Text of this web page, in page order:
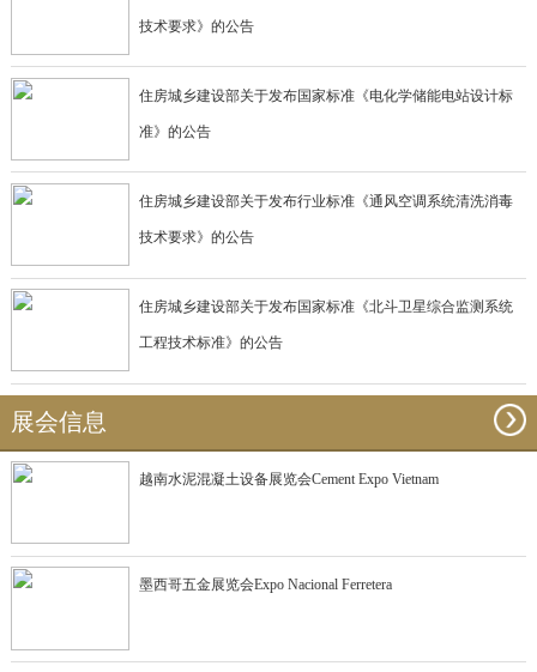
技术要求》的公告
住房城乡建设部关于发布国家标准《电化学储能电站设计标
准》的公告
住房城乡建设部关于发布行业标准《通风空调系统清洗消毒
技术要求》的公告
住房城乡建设部关于发布国家标准《北斗卫星综合监测系统
工程技术标准》的公告
展会信息
越南水泥混凝土设备展览会Cement Expo Vietnam
墨西哥五金展览会Expo Nacional Ferretera